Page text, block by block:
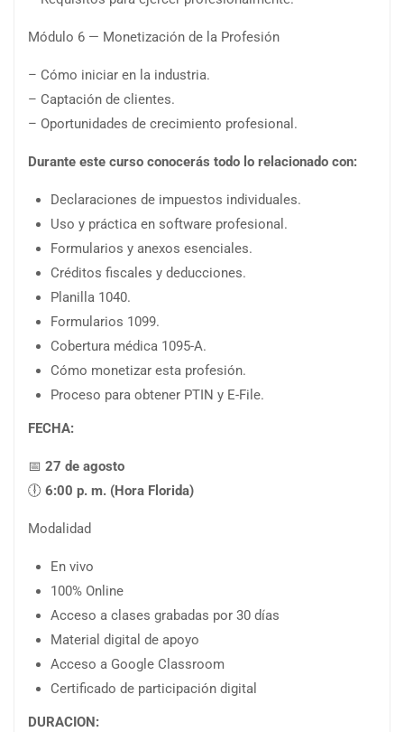
Módulo 6 — Monetización de la Profesión
– Cómo iniciar en la industria.
– Captación de clientes.
– Oportunidades de crecimiento profesional.
Durante este curso conocerás todo lo relacionado con:
Declaraciones de impuestos individuales.
Uso y práctica en software profesional.
Formularios y anexos esenciales.
Créditos fiscales y deducciones.
Planilla 1040.
Formularios 1099.
Cobertura médica 1095-A.
Cómo monetizar esta profesión.
Proceso para obtener PTIN y E-File.
FECHA:
📅 27 de agosto
🕕 6:00 p. m. (Hora Florida)
Modalidad
En vivo
100% Online
Acceso a clases grabadas por 30 días
Material digital de apoyo
Acceso a Google Classroom
Certificado de participación digital
DURACION: